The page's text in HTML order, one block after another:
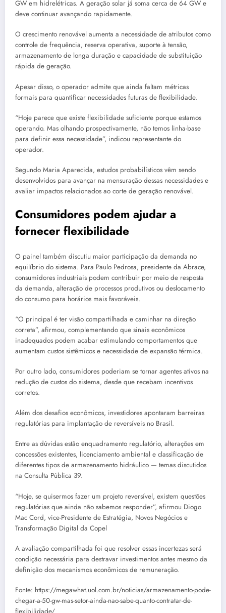
GW em hidrelétricas. A geração solar já soma cerca de 64 GW e
deve continuar avançando rapidamente.
O crescimento renovável aumenta a necessidade de atributos como
controle de frequência, reserva operativa, suporte à tensão,
armazenamento de longa duração e capacidade de substituição
rápida de geração.
Apesar disso, o operador admite que ainda faltam métricas
formais para quantificar necessidades futuras de flexibilidade.
“Hoje parece que existe flexibilidade suficiente porque estamos
operando. Mas olhando prospectivamente, não temos linha-base
para definir essa necessidade”, indicou representante do
operador.
Segundo Maria Aparecida, estudos probabilísticos vêm sendo
desenvolvidos para avançar na mensuração dessas necessidades e
avaliar impactos relacionados ao corte de geração renovável.
Consumidores podem ajudar a
fornecer flexibilidade
O painel também discutiu maior participação da demanda no
equilíbrio do sistema. Para Paulo Pedrosa, presidente da Abrace,
consumidores industriais podem contribuir por meio de resposta
da demanda, alteração de processos produtivos ou deslocamento
do consumo para horários mais favoráveis.
“O principal é ter visão compartilhada e caminhar na direção
correta”, afirmou, complementando que sinais econômicos
inadequados podem acabar estimulando comportamentos que
aumentam custos sistêmicos e necessidade de expansão térmica.
Por outro lado, consumidores poderiam se tornar agentes ativos na
redução de custos do sistema, desde que recebam incentivos
corretos.
Além dos desafios econômicos, investidores apontaram barreiras
regulatórias para implantação de reversíveis no Brasil.
Entre as dúvidas estão enquadramento regulatório, alterações em
concessões existentes, licenciamento ambiental e classificação de
diferentes tipos de armazenamento hidráulico — temas discutidos
na Consulta Pública 39.
“Hoje, se quisermos fazer um projeto reversível, existem questões
regulatórias que ainda não sabemos responder”, afirmou Diogo
Mac Cord, vice-Presidente de Estratégia, Novos Negócios e
Transformação Digital da Copel
A avaliação compartilhada foi que resolver essas incertezas será
condição necessária para destravar investimentos antes mesmo da
definição dos mecanismos econômicos de remuneração.
Fonte: https://megawhat.uol.com.br/noticias/armazenamento-pode-
chegar-a-50-gw-mas-setor-ainda-nao-sabe-quanto-contratar-de-